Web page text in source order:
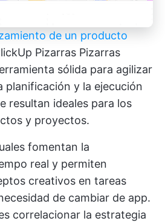
de un producto
Pizarras Pizarras
sólida para agilizar
planificación y la ejecución
resultan ideales para los
y proyectos.
fomentan la
real y permiten
creativos en tareas
de cambiar de app.
correlacionar la estrategia